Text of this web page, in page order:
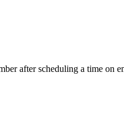
after scheduling a time on